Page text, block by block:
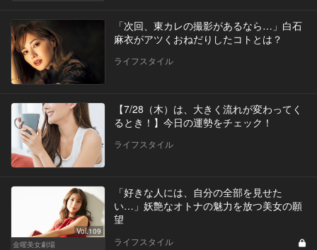
「次回、東カレの撮影があるなら…」白石
麻衣がアツくおねだりしたコトとは？
ライフスタイル
【7/28（木）は、大きく流れが変わってく
るとき！】今日の運勢をチェック！
ライフスタイル
Vol.109
金曜美女劇場
「好きな人には、自分の全部を見せた
い…」妖艶なオトナの魅力を放つ美女の願
望
ライフスタイル